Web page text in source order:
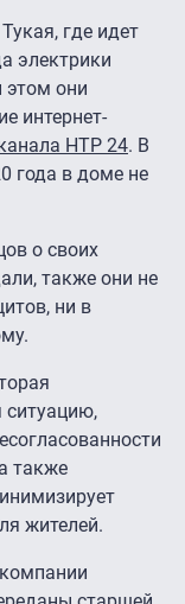
где идет
электрики
этом они
интернет-
НТР 24. В
года в доме не
о своих
также они не
ни в
ситуацию,
также
жителей.